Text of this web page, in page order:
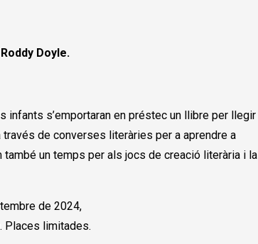
Roddy Doyle.
infants s’emportaran en préstec un llibre per llegir
de converses literàries per a aprendre a
un temps per als jocs de creació literària i la
de 2024,
Places limitades.